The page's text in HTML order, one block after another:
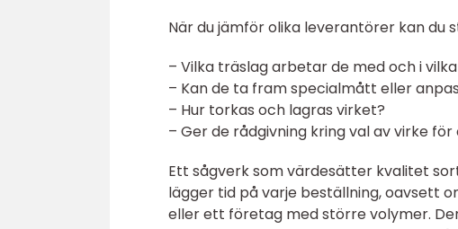
När du jämför olika leverantörer kan
– Vilka träslag arbetar de med och i
– Kan de ta fram specialmått eller
– Hur torkas och lagras virket?
– Ger de rådgivning kring val av virke
Ett sågverk som värdesätter kvalitet
lägger tid på varje beställning, oavsett
eller ett företag med större volymer.